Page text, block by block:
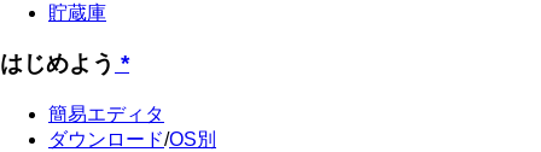
貯蔵庫
はじめよう *
簡易エディタ
ダウンロード/OS別